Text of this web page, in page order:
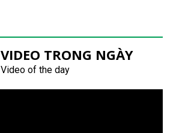
VIDEO TRONG NGÀY
Video of the day